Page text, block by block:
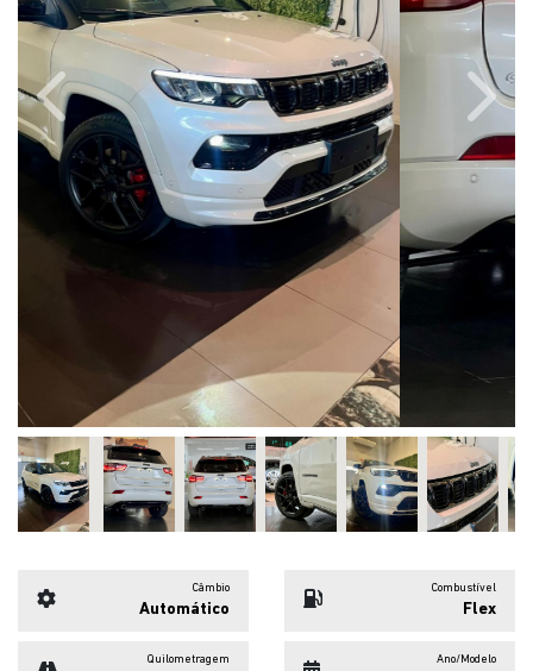
Previous Next
Câmbio
Automático
Combustível
Flex
Quilometragem Ano/Modelo